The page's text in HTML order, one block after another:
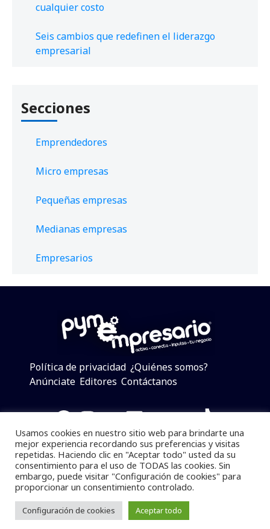
cualquier costo
Seis cambios que redefinen el liderazgo
empresarial
Secciones
Emprendedores
Micro empresas
Pequeñas empresas
Medianas empresas
Empresarios
Política de privacidad ¿Quiénes somos?
Anúnciate Editores Contáctanos
Facebook
Instagram
Twitter
LinkedIn
Telegram
YouTube
TikTok
Pymempresario © 2025 Todos los derechos reservados.
Se prohibe el uso de la información total o parcial sin
dar referencia a la fuente.
Desarrollado poryalla ya!
Usamos cookies en nuestro sitio web para brindarte una
mejor experiencia recordando sus preferencias y visitas
repetidas. Haciendo clic en "Aceptar todo" usted da su
consentimiento para el uso de TODAS las cookies. Sin
embargo, puede visitar "Configuración de cookies" para
proporcionar un consentimiento controlado.
Configuración de cookies Aceptar todo